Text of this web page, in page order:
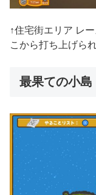
↑住宅街エリア レ
こから打ち上げられ
最果ての小島